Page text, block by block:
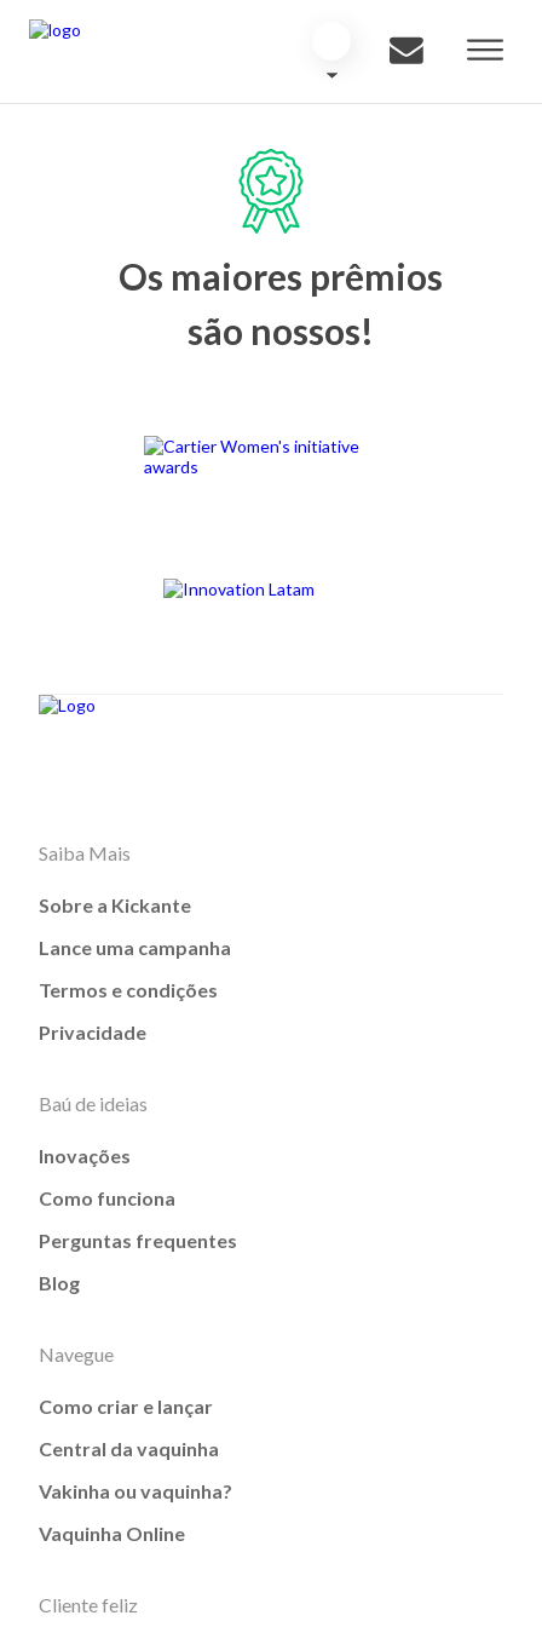
Os maiores prêmios
são nossos!
Saiba Mais
Sobre a Kickante
Lance uma campanha
Termos e condições
Privacidade
Baú de ideias
Inovações
Como funciona
Perguntas frequentes
Blog
Navegue
Como criar e lançar
Central da vaquinha
Vakinha ou vaquinha?
Vaquinha Online
Cliente feliz